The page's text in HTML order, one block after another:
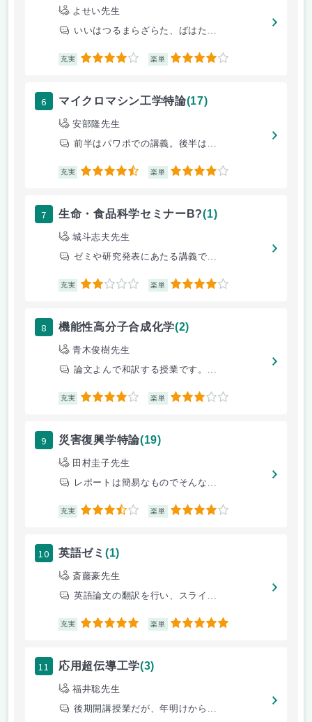
よせい先生
いいはつるまらざらた、ばはた...
充実 4 楽単 4
6 マイクロマシン工学特論(17)
安部隆先生
前半はパワポでの講義。後半は...
充実 4.5 楽単 4
7 生命・食品科学セミナーB?(1)
城斗志夫先生
ゼミや研究発表にあたる講義で...
充実 2 楽単 4
8 機能性高分子合成化学(2)
青木俊樹先生
論文よんで和訳する授業です。...
充実 4 楽単 3
9 災害復興学特論(19)
田村圭子先生
レポートは簡易なものでそんな...
充実 3.5 楽単 4
10 英語ゼミ (1)
斎藤豪先生
英語論文の翻訳を行い、スライ...
充実 5 楽単 5
11 応用超伝導工学(3)
福井聡先生
後期開講授業だが、年明けから...